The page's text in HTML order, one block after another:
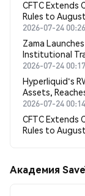
CFTC Extends
Rules to
2026-07-24 00:26
Zama
Institutional
2026-07-24 00:17
Hyperliquid's
Assets,
2026-07-24 00:14
CFTC Extends
Rules to
Академия